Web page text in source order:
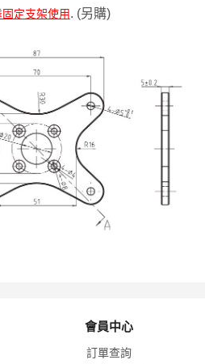
定支架使用. (另購)
會員中心
訂單查詢